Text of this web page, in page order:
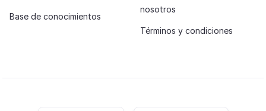
Base de conocimientos
nosotros
Términos y condiciones